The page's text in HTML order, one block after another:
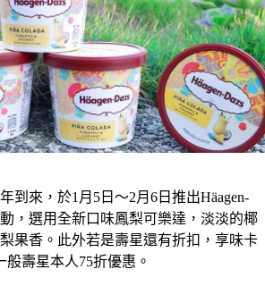
到來，於1月5日～2月6日推出Häagen-
，選用全新口味鳳梨可樂達，淡淡的椰
果香。此外若是壽星還有折扣，享味卡
壽星本人75折優惠。